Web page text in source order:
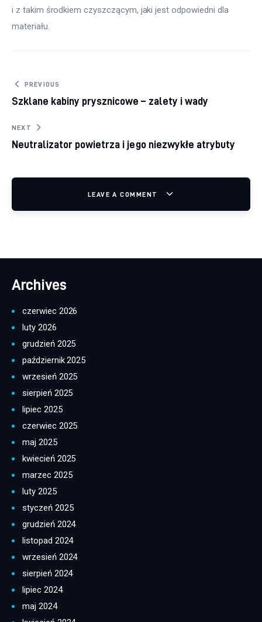
i z takim środkiem czyszczącym, jaki jest odpowiedni dla
materiału.
Nawigacja wpisu
PREVIOUS
Szklane kabiny prysznicowe – zalety i wady
NEXT
Neutralizator powietrza i jego niezwykłe atrybuty
LEAVE A COMMENT
Archives
czerwiec 2026
luty 2026
grudzień 2025
październik 2025
wrzesień 2025
sierpień 2025
lipiec 2025
czerwiec 2025
maj 2025
kwiecień 2025
marzec 2025
luty 2025
styczeń 2025
grudzień 2024
listopad 2024
wrzesień 2024
sierpień 2024
lipiec 2024
maj 2024